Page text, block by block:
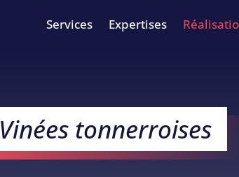
Services Expertises
Vinées tonnerroises